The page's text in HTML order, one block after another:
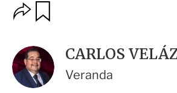
O
p
o
n
e
s
a
r
CARLOS
Veranda